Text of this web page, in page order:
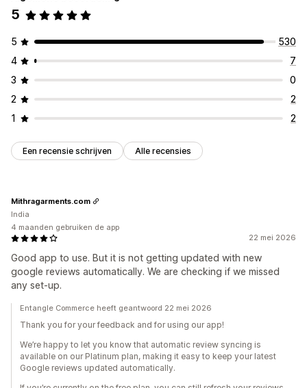
5
5
530
4
7
3
0
2
2
1
2
Een recensie schrijven Alle recensies
22 mei 2026
Good app to use. But it is not getting updated with new
google reviews automatically. We are checking if we missed
any set-up.
Mithragarments.com
India
4 maanden gebruiken de app
Entangle Commerce heeft geantwoord 22 mei 2026
Thank you for your feedback and for using our app!
We’re happy to let you know that automatic review syncing is
available on our Platinum plan, making it easy to keep your latest
Google reviews updated automatically.